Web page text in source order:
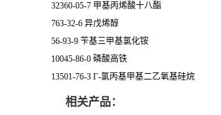
32360-05-7 甲基丙烯酸十八酯
763-32-6 异戊烯醇
56-93-9 苄基三甲基氯化铵
10045-86-0 磷酸高铁
13501-76-3 Γ-氯丙基甲基二乙氧基硅烷
相关产品：